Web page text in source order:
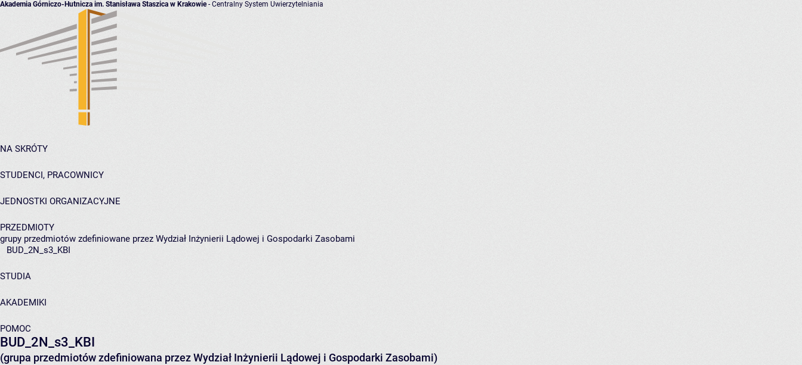
Akademia Górniczo-Hutnicza im. Stanisława Staszica w Krakowie- Centralny System Uwierzytelniania
NA SKRÓTY
STUDENCI, PRACOWNICY
JEDNOSTKI ORGANIZACYJNE
PRZEDMIOTY
grupy przedmiotów zdefiniowane przez Wydział Inżynierii Lądowej i Gospodarki Zasobami
BUD_2N_s3_KBI
STUDIA
AKADEMIKI
POMOC
BUD_2N_s3_KBI
(grupa przedmiotów zdefiniowana przez Wydział Inżynierii Lądowej i Gospodarki Zasobami)